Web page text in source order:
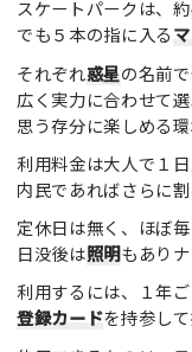
スケートパークは、約
でも５本の指に入る
それぞれ惑星の名前
広く実力に合わせて
思う存分に楽しめる
利用料金は大人で１日
内民であればさらに割
定休日は無く、ほぼ
日没後は照明もあり
利用するには、１年
登録カードを持参し